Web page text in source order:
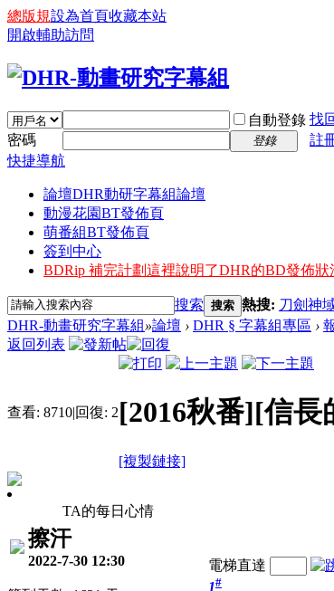
總版規設為首頁收藏本站
開啟輔助訪問
自動登錄 找
密碼
登錄
註
快捷導航
論壇DHR動研字幕組論壇
動漫花園BT發佈頁
萌番組BT發佈頁
簽到中心
BDRip 補完計劃這裡說明了DHR的BD發佈狀
搜索 搜索 熱搜: 刀劍神
DHR-動畫研究字幕組»論壇 › DHR § 字幕組專區 ›
返回列表
查看: 8710|回復: 2[2016秋番][信
[複製鏈接]
TA的每日心情
擦汗
2022-7-30 12:30
電梯直達
1#